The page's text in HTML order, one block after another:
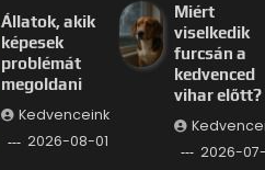
Állatok, akik
képesek
problémát
megoldani
Kedvenceink
2026-08-01
Miért
viselkedik
furcsán a
kedvenced
vihar előtt?
2026-